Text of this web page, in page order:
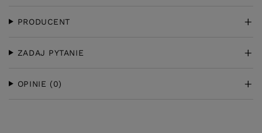
PRODUCENT
ZADAJ PYTANIE
OPINIE (0)